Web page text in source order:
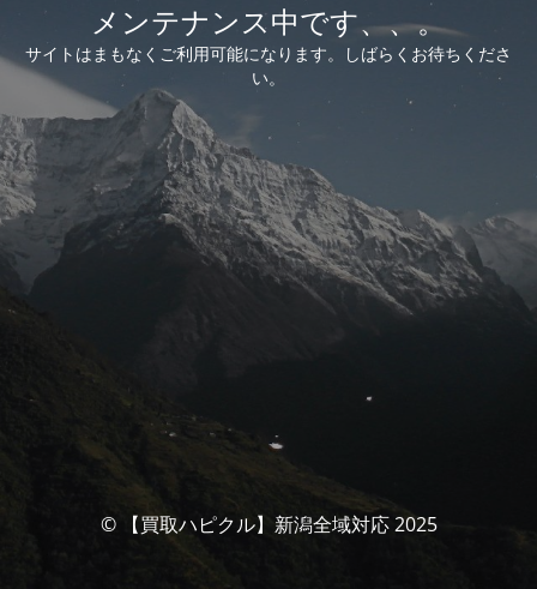
メンテナンス中です、、。
サイトはまもなくご利用可能になります。しばらくお待ちくださ
い。
© 【買取ハピクル】新潟全域対応 2025